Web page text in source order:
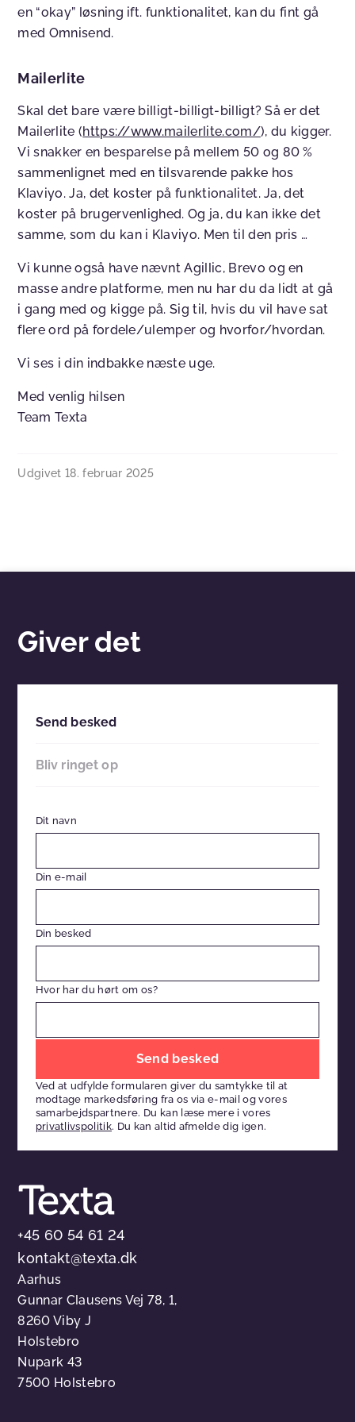
en “okay” løsning ift. funktionalitet, kan du fint gå
med Omnisend.
Mailerlite
Skal det bare være billigt-billigt-billigt? Så er det
Mailerlite (https://www.mailerlite.com/), du kigger.
Vi snakker en besparelse på mellem 50 og 80 %
sammenlignet med en tilsvarende pakke hos
Klaviyo. Ja, det koster på funktionalitet. Ja, det
koster på brugervenlighed. Og ja, du kan ikke det
samme, som du kan i Klaviyo. Men til den pris …
Vi kunne også have nævnt Agillic, Brevo og en
masse andre platforme, men nu har du da lidt at gå
i gang med og kigge på. Sig til, hvis du vil have sat
flere ord på fordele/ulemper og hvorfor/hvordan.
Vi ses i din indbakke næste uge.
Med venlig hilsen
Team Texta
Udgivet 18. februar 2025
Giver det
Send besked
Bliv ringet op
Dit navn
Din e-mail
Din besked
Hvor har du hørt om os?
dette
felt
tomt
Ved at udfylde formularen giver du samtykke til at
modtage markedsføring fra os via e-mail og vores
samarbejdspartnere. Du kan læse mere i vores
privatlivspolitik. Du kan altid afmelde dig igen.
+45 60 54 61 24
kontakt@texta.dk
Aarhus
Gunnar Clausens Vej 78, 1,
8260 Viby J
Holstebro
Nupark 43
7500 Holstebro